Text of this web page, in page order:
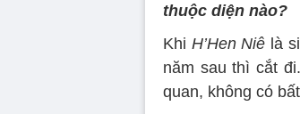
thuộc diện nào?
Khi H’Hen Niê là
năm sau thì cắt
quan, không có